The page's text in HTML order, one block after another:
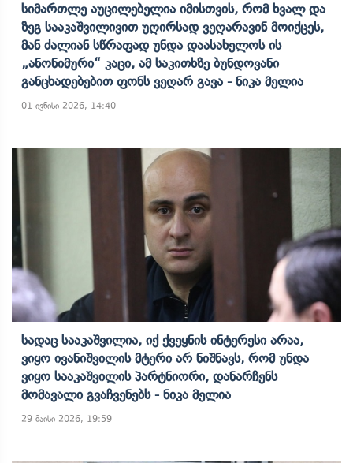
Სიმართლე Აუცილებელია Იმისთვის, Რომ Ხვალ Და
Ზეგ Სააკაშვილივით Უღირსად Ვეღარავინ Მოიქცეს,
Მან Ძალიან Სწრაფად Უნდა Დაასახელოს Ის
„ანონიმური“ Კაცი, Ამ Საკითხზე Ბუნდოვანი
Განცხადებებით Ფონს Ვეღარ Გავა - Ნიკა Მელია
01 ივნისი 2026, 14:40
Სადაც Სააკაშვილია, Იქ Ქვეყნის Ინტერესი Არაა,
Ვიყო Ივანიშვილის Მტერი Არ Ნიშნავს, Რომ Უნდა
Ვიყო Სააკაშვილის Პარტნიორი, Დანარჩენს
Მომავალი Გვაჩვენებს - Ნიკა Მელია
29 მაისი 2026, 19:59